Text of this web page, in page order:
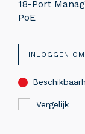
18-Port
PoE
INLOGGEN
Vergelijk